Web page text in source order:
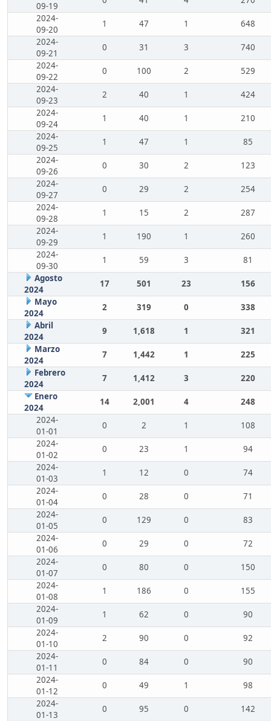
09-19
2024-
09-20
1 47 1
648
2024-
09-21
0 31 3
740
2024-
09-22
0 100 2
529
2024-
09-23
2 40 1
424
2024-
09-24
1 40 1
210
2024-
09-25
1 47 1
85
2024-
09-26
0 30 2
123
2024-
09-27
0 29 2
254
2024-
09-28
1 15 2
287
2024-
09-29
1 190 1
260
2024-
09-30
1 59 3
81
Agosto
2024
17 501 23
156
Mayo
2024
2 319 0
338
Abril
2024
9 1,618 1
321
Marzo
2024
7 1,442 1
225
Febrero
2024
7 1,412 3
220
Enero
2024
14 2,001 4
248
2024-
01-01
0 2 1
108
2024-
01-02
0 23 1
94
2024-
01-03
1 12 0
74
2024-
01-04
0 28 0
71
2024-
01-05
0 129 0
83
2024-
01-06
0 29 0
72
2024-
01-07
0 80 0
150
2024-
01-08
1 186 0
155
2024-
01-09
1 62 0
90
2024-
01-10
2 90 0
92
2024-
01-11
0 84 0
90
2024-
01-12
0 49 1
98
2024-
01-13
0 95 0
142